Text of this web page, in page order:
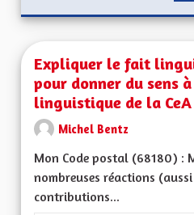
Expliquer le fait
pour donner du sens
linguistique de la CeA
Michel Bentz
Mon Code postal (68180) :
nombreuses réactions
contributions...